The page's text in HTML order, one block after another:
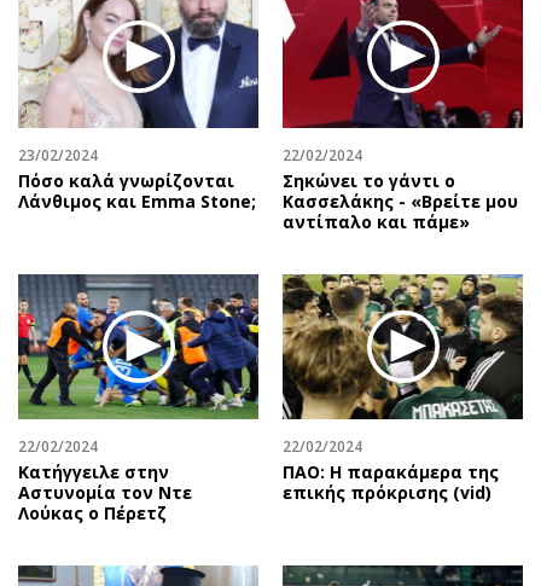
23/02/2024
Πόσο καλά γνωρίζονται
Λάνθιμος και Emma Stone;
22/02/2024
Σηκώνει το γάντι ο
Κασσελάκης - «Βρείτε μου
αντίπαλο και πάμε»
22/02/2024
Κατήγγειλε στην
Αστυνομία τον Ντε
Λούκας ο Πέρετζ
22/02/2024
ΠΑΟ: Η παρακάμερα της
επικής πρόκρισης (vid)